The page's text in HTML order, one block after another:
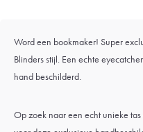
Word een bookmaker! Super
Blinders stijl. Een echte
hand beschilderd.
Op zoek naar een echt unieke